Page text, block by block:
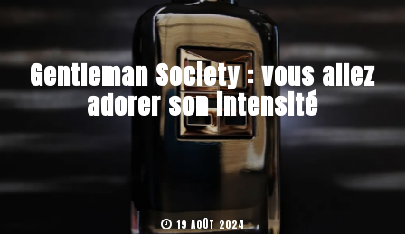
Gentleman Society : vous allez
adorer son intensité
19 AOÛT 2024